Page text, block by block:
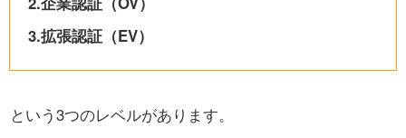
3.拡張認証（EV）
という3つのレベルがあります。